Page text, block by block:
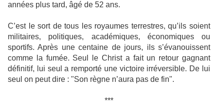
années plus tard, âgé de 52 ans.
C’est le sort de tous les royaumes terrestres, qu’ils soient
militaires, politiques, académiques, économiques ou
sportifs. Après une centaine de jours, ils s’évanouissent
comme la fumée. Seul le Christ a fait un retour gagnant
définitif, lui seul a remporté une victoire irréversible. De lui
seul on peut dire : "Son règne n’aura pas de fin".
***